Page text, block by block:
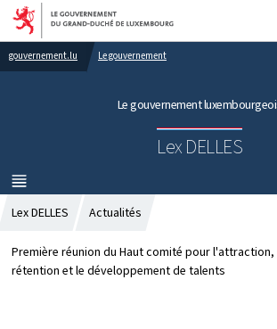
Aller au menu principal
Aller au contenu
gouvernement.lu Le gouvernement
Le gouvernement
Lex DELLES
MENU
PRINCIPAL
Lex DELLES Actualités
Première réunion du Haut comité pour l'attraction,
rétention et le développement de talents